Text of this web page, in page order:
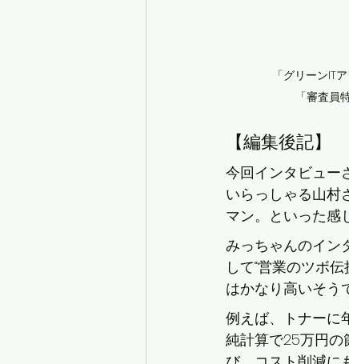
「グリーンIT
「審査員
【編集後記】
今回インタビュー
いらっしゃる山村
マン。といった感
みっちゃんのイン
して“営業のツボ
はかなり高いそう
例えば、トナーに
純計算で25万円の